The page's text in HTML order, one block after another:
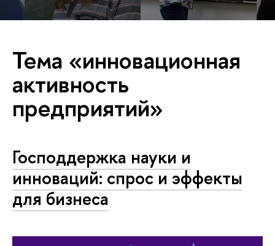
Тема «инновационная
активность
предприятий»
Господдержка науки и
инноваций: спрос и эффекты
для бизнеса